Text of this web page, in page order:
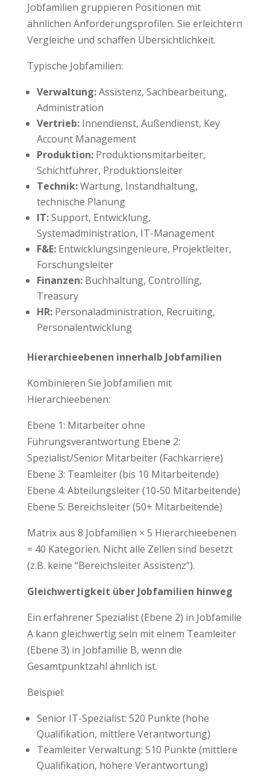
Jobfamilien gruppieren Positionen mit
ähnlichen Anforderungsprofilen. Sie erleichtern
Vergleiche und schaffen Übersichtlichkeit.
Typische Jobfamilien:
Verwaltung:Assistenz, Sachbearbeitung,
Administration
Vertrieb:Innendienst, Außendienst, Key
Account Management
Produktion:Produktionsmitarbeiter,
Schichtführer, Produktionsleiter
Technik:Wartung, Instandhaltung,
technische Planung
IT:Support, Entwicklung,
Systemadministration, IT-Management
F&E:Entwicklungsingenieure, Projektleiter,
Forschungsleiter
Finanzen:Buchhaltung, Controlling,
Treasury
HR:Personaladministration, Recruiting,
Personalentwicklung
Hierarchieebenen innerhalb Jobfamilien
Kombinieren Sie Jobfamilien mit
Hierarchieebenen:
Ebene 1: Mitarbeiter ohne
Führungsverantwortung Ebene 2:
Spezialist/Senior Mitarbeiter (Fachkarriere)
Ebene 3: Teamleiter (bis 10 Mitarbeitende)
Ebene 4: Abteilungsleiter (10-50 Mitarbeitende)
Ebene 5: Bereichsleiter (50+ Mitarbeitende)
Matrix aus 8 Jobfamilien × 5 Hierarchieebenen
= 40 Kategorien. Nicht alle Zellen sind besetzt
(z.B. keine “Bereichsleiter Assistenz”).
Gleichwertigkeit über Jobfamilien hinweg
Ein erfahrener Spezialist (Ebene 2) in Jobfamilie
A kann gleichwertig sein mit einem Teamleiter
(Ebene 3) in Jobfamilie B, wenn die
Gesamtpunktzahl ähnlich ist.
Beispiel:
Senior IT-Spezialist: 520 Punkte (hohe
Qualifikation, mittlere Verantwortung)
Teamleiter Verwaltung: 510 Punkte (mittlere
Qualifikation, höhere Verantwortung)